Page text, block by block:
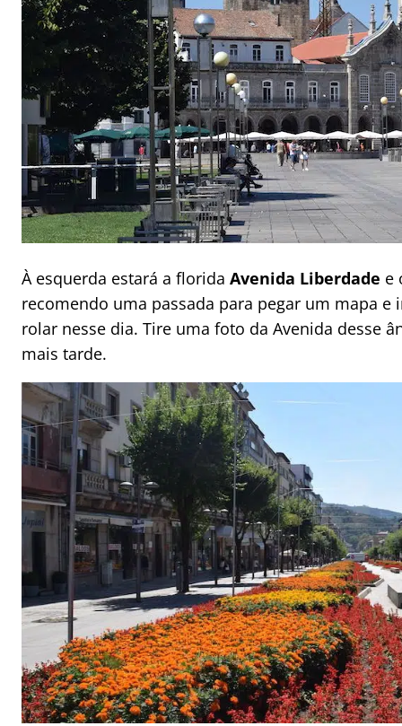
À esquerda estará a florida Avenida Liberdade e
recomendo uma passada para pegar um mapa
rolar nesse dia. Tire uma foto da Avenida desse
mais tarde.